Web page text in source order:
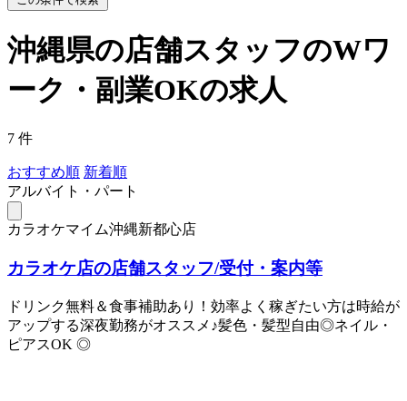
沖縄県の店舗スタッフのWワ
ーク・副業OKの求人
7 件
おすすめ順 新着順
アルバイト・パート
カラオケマイム沖縄新都心店
カラオケ店の店舗スタッフ/受付・案内等
ドリンク無料＆食事補助あり！効率よく稼ぎたい方は時給が
アップする深夜勤務がオススメ♪髪色・髪型自由◎ネイル・
ピアスOK ◎